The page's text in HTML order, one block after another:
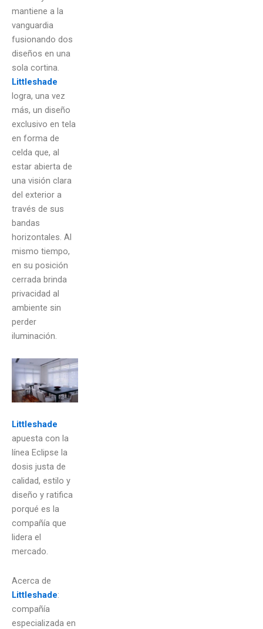
mantiene a la
vanguardia
fusionando dos
diseños en una
sola cortina.
Littleshade
logra, una vez
más, un diseño
exclusivo en tela
en forma de
celda que, al
estar abierta de
una visión clara
del exterior a
través de sus
bandas
horizontales. Al
mismo tiempo,
en su posición
cerrada brinda
privacidad al
ambiente sin
perder
iluminación.
Littleshade
apuesta con la
línea Eclipse la
dosis justa de
calidad, estilo y
diseño y ratifica
porqué es la
compañía que
lidera el
mercado.
Acerca de
Littleshade:
compañía
especializada en